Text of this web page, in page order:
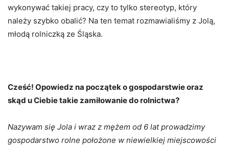
wykonywać takiej pracy, czy to tylko stereotyp, który
należy szybko obalić? Na ten temat rozmawialiśmy z Jolą,
młodą rolniczką ze Śląska.
Cześć! Opowiedz na początek o gospodarstwie oraz
skąd u Ciebie takie zamiłowanie do rolnictwa?
Nazywam się Jola i wraz z mężem od 6 lat prowadzimy
gospodarstwo rolne położone w niewielkiej miejscowości